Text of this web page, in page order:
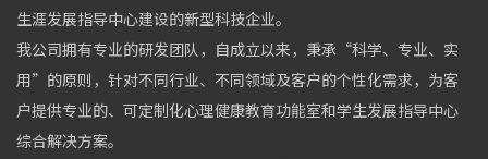
生涯发展指导中心建设的新型科技企业。
我公司拥有专业的研发团队，自成立以来，秉承“科学、专业、实
用”的原则，针对不同行业、不同领域及客户的个性化需求，为客
户提供专业的、可定制化心理健康教育功能室和学生发展指导中心
综合解决方案。